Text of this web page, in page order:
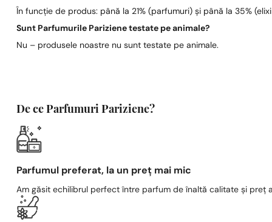
În funcție de produs: până la 21% (parfumuri) și până la 35%
Sunt Parfumurile Pariziene testate pe animale?
Nu – produsele noastre nu sunt testate pe animale.
De ce Parfumuri Pariziene?
Parfumul preferat, la un preț mai mic
Am găsit echilibrul perfect între parfum de înaltă calitate și preț